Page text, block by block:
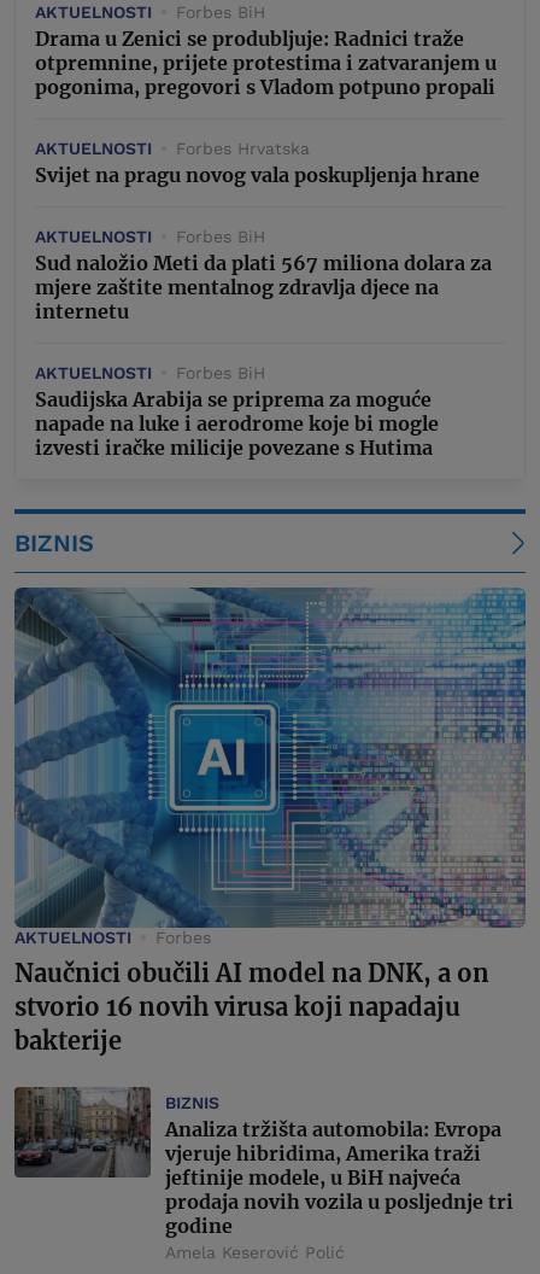
AKTUELNOSTI Forbes BiH
Drama u Zenici se produbljuje: Radnici traže
otpremnine, prijete protestima i zatvaranjem u
pogonima, pregovori s Vladom potpuno propali
AKTUELNOSTI Forbes Hrvatska
Svijet na pragu novog vala poskupljenja hrane
AKTUELNOSTI Forbes BiH
Sud naložio Meti da plati 567 miliona dolara za
mjere zaštite mentalnog zdravlja djece na
internetu
AKTUELNOSTI Forbes BiH
Saudijska Arabija se priprema za moguće
napade na luke i aerodrome koje bi mogle
izvesti iračke milicije povezane s Hutima
BIZNIS
AKTUELNOSTI Forbes
Naučnici obučili AI model na DNK, a on
stvorio 16 novih virusa koji napadaju
bakterije
BIZNIS
Analiza tržišta automobila: Evropa
vjeruje hibridima, Amerika traži
jeftinije modele, u BiH najveća
prodaja novih vozila u posljednje tri
godine
Amela Keserović Polić